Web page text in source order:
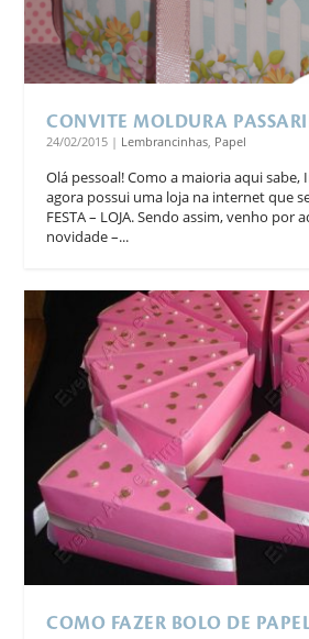
CONVITE MOLDURA
24/02/2015 | Lembrancinhas Papel
Olá pessoal! Como a maioria aqui sabe,
agora possui uma loja na internet que
FESTA – LOJA. Sendo assim, venho por
novidade –...
COMO FAZER BOLO DE